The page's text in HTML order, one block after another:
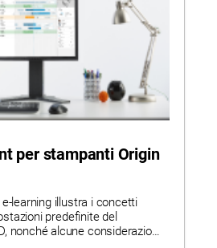
per stampanti Origin
learning illustra i concetti
predefinite del
nonché alcune considerazioni